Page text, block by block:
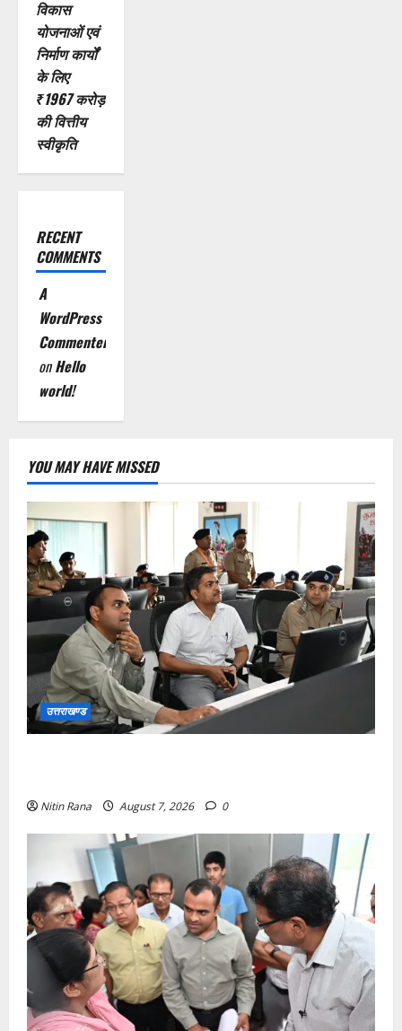
विकास
योजनाओं एवं
निर्माण कार्यों
के लिए
₹1967 करोड़
की वित्तीय
स्वीकृति
RECENT
COMMENTS
A
WordPress
Commenter
onHello
world!
YOU MAY HAVE MISSED
उत्तराखण्ड
Nitin Rana August 7, 2026 0